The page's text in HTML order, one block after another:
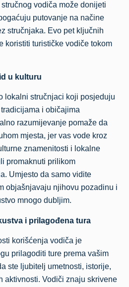
vodiča može donijeti
putovanje na načine
stručnjaka. Evo pet ključnih
koristiti turističke vodiče tokom
u kulturu
lokalni stručnjaci koji posjeduju
i običajima
razumijevanje pomaže da
mjesta, jer vas vode kroz
znamenitosti i lokalne
promaknuti prilikom
Umjesto da samo vidite
objašnjavaju njihovu pozadinu i
mnogo dubljim.
i prilagođena tura
korišćenja vodiča je
prilagoditi ture prema vašim
ste ljubitelj umetnosti, istorije,
aktivnosti. Vodiči znaju skrivene